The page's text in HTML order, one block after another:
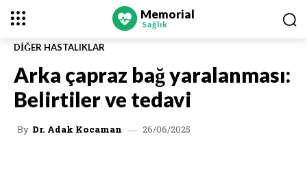
Memorial
Sağlık
DIĞER HASTALIKLAR
Arka çapraz bağ yaralanması:
Belirtiler ve tedavi
By Dr. Adak Kocaman 26/06/2025